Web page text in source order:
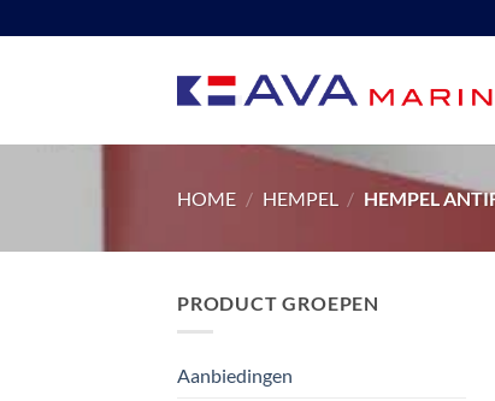
naar
HOME / HEMPEL / HEMPEL
PRODUCT GROEPEN
Aanbiedingen